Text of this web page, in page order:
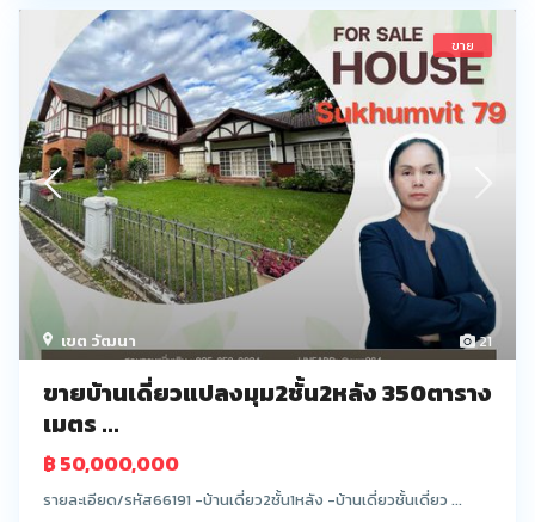
21
เขต วัฒนา
ขาย
ขายบ้านเดี่ยวแปลงมุม2ชั้น2หลัง 350ตาราง
เมตร ...
฿ 50,000,000
รายละเอียด/รหัส66191 -บ้านเดี่ยว2ชั้น1หลัง -บ้านเดี่ยวชั้นเดี่ยว ...